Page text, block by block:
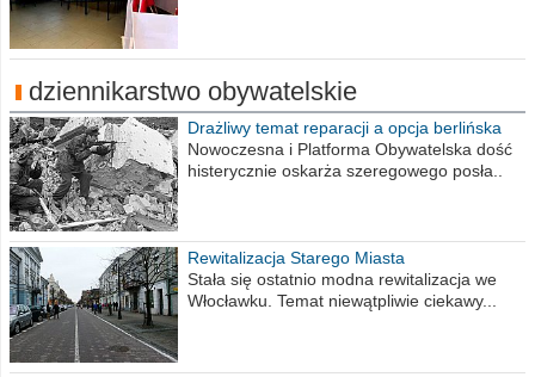
dziennikarstwo obywatelskie
Drażliwy temat reparacji a opcja berlińska
Nowoczesna i Platforma Obywatelska dość
histerycznie oskarża szeregowego posła..
Rewitalizacja Starego Miasta
Stała się ostatnio modna rewitalizacja we
Włocławku. Temat niewątpliwie ciekawy...